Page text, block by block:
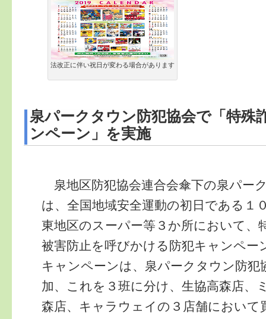
法改正に伴い祝日が変わる場合があります
泉パークタウン防犯協会で「特殊
ンペーン」を実施
泉地区防犯協会連合会傘下の泉パー
は、全国地域安全運動の初日である１
東地区のスーパー等３か所において、
被害防止を呼びかける防犯キャンペー
キャンペーンは、泉パークタウン防犯
加、これを３班に分け、生協高森店、
森店、キャラウェイの３店舗において